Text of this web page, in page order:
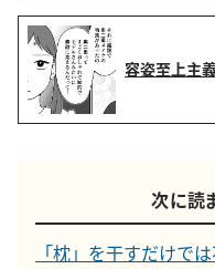
容姿至上主
次に読
「枕」を干すだけで